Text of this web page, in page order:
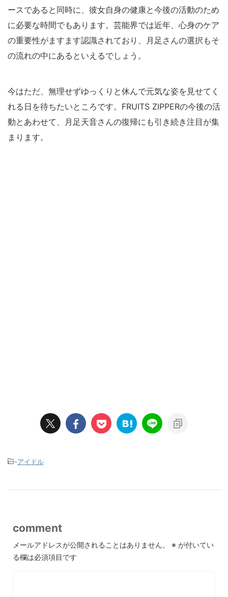
ースであると同時に、彼女自身の健康と今後の活動のため
に必要な時間でもあります。芸能界では近年、心身のケア
の重要性がますます認識されており、月足さんの選択もそ
の流れの中にあるといえるでしょう。
今はただ、無理せずゆっくりと休んで元気な姿を見せてく
れる日を待ちたいところです。FRUITS ZIPPERの今後の活
動とあわせて、月足天音さんの復帰にも引き続き注目が集
まります。
-アイドル
comment
メールアドレスが公開されることはありません。 ※ が付いてい
る欄は必須項目です